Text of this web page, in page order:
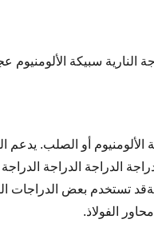
أو الصلب. يدعم
الدراجة الدراجة
تستخدم بعض الدراجات
الفولاذ.